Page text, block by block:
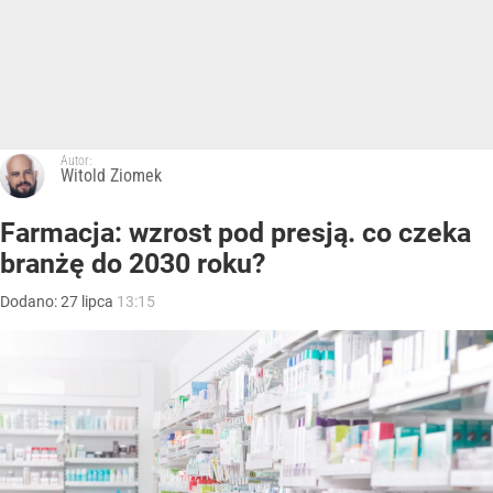
Autor:
Witold Ziomek
Farmacja: wzrost pod presją. co czeka
branżę do 2030 roku?
Dodano:27 lipca 13:15